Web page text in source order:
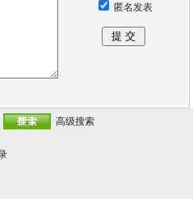
匿名发表
高级搜索